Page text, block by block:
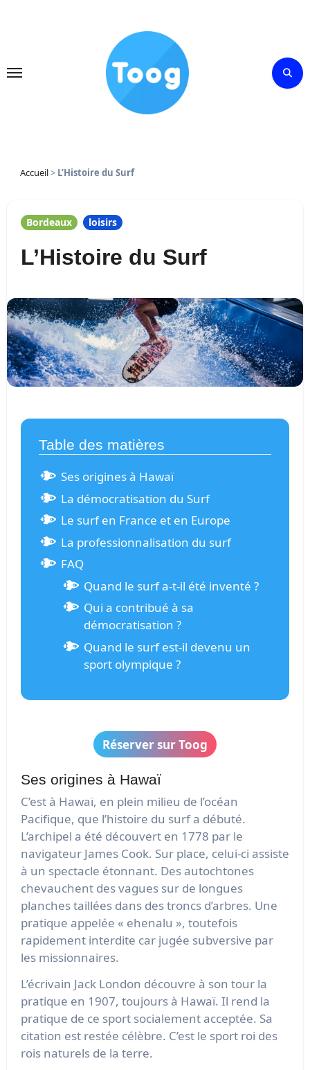
Accueil> L’Histoire du Surf
Bordeaux loisirs
L’Histoire du Surf
Table des matières
Ses origines à Hawaï
La démocratisation du Surf
Le surf en France et en Europe
La professionnalisation du surf
FAQ
Quand le surf a-t-il été inventé ?
Qui a contribué à sa
démocratisation ?
Quand le surf est-il devenu un
sport olympique ?
Réserver sur Toog
Ses origines à Hawaï
C’est à Hawaï, en plein milieu de l’océan
Pacifique, que l’histoire du surf a débuté.
L’archipel a été découvert en 1778 par le
navigateur James Cook. Sur place, celui-ci assiste
à un spectacle étonnant. Des autochtones
chevauchent des vagues sur de longues
planches taillées dans des troncs d’arbres. Une
pratique appelée « ehenalu », toutefois
rapidement interdite car jugée subversive par
les missionnaires.
L’écrivain Jack London découvre à son tour la
pratique en 1907, toujours à Hawaï. Il rend la
pratique de ce sport socialement acceptée. Sa
citation est restée célèbre. C’est le sport roi des
rois naturels de la terre.